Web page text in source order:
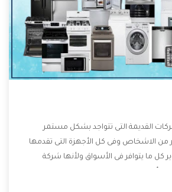
القديمة التى تتواجد بشكل مستمر
من الاشخاص وفى كل الأجهزة التى تقدمها
كل ما يتوافر فى الأسواق ولأنها شركة
العروض والخصومات التى تسهل على